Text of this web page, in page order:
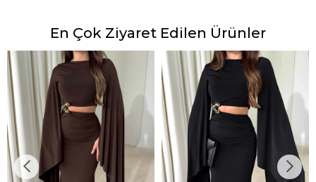
En Çok Ziyaret Edilen Ürünler